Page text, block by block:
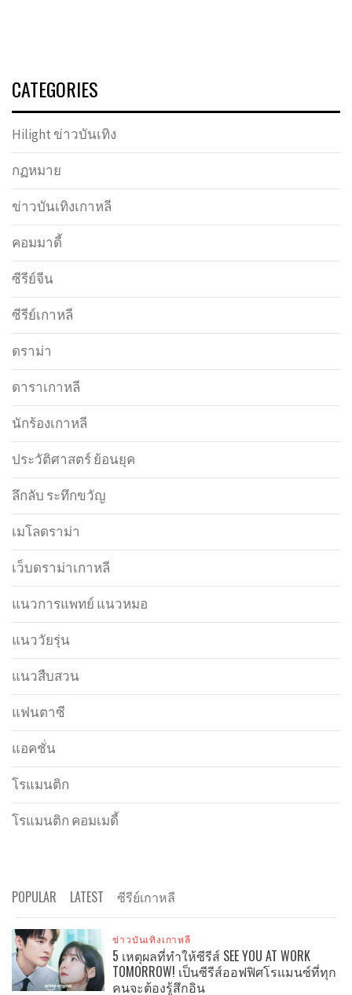
CATEGORIES
Hilight ข่าวบันเทิง
กฏหมาย
ข่าวบันเทิงเกาหลี
คอมมาดี้
ซีรีย์จีน
ซีรีย์เกาหลี
ดราม่า
ดาราเกาหลี
นักร้องเกาหลี
ประวัติศาสตร์ ย้อนยุค
ลึกลับ ระทึกขวัญ
เมโลดราม่า
เว็บดราม่าเกาหลี
แนวการแพทย์ แนวหมอ
แนววัยรุ่น
แนวสืบสวน
แฟนตาซี
แอคชั่น
โรแมนติก
โรแมนติก คอมเมดี้
POPULAR LATEST ซีรีย์เกาหลี
ข่าวบันเทิงเกาหลี
5 เหตุผลที่ทำให้ซีรีส์ SEE YOU AT WORK
TOMORROW! เป็นซีรีส์ออฟฟิศโรแมนซ์ที่ทุก
คนจะต้องรู้สึกอิน